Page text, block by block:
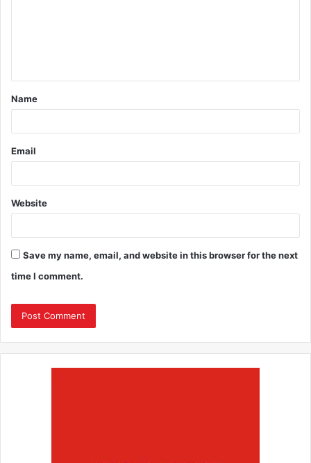
Name
Email
Website
Save my name, email, and website in this browser for the next
time I comment.